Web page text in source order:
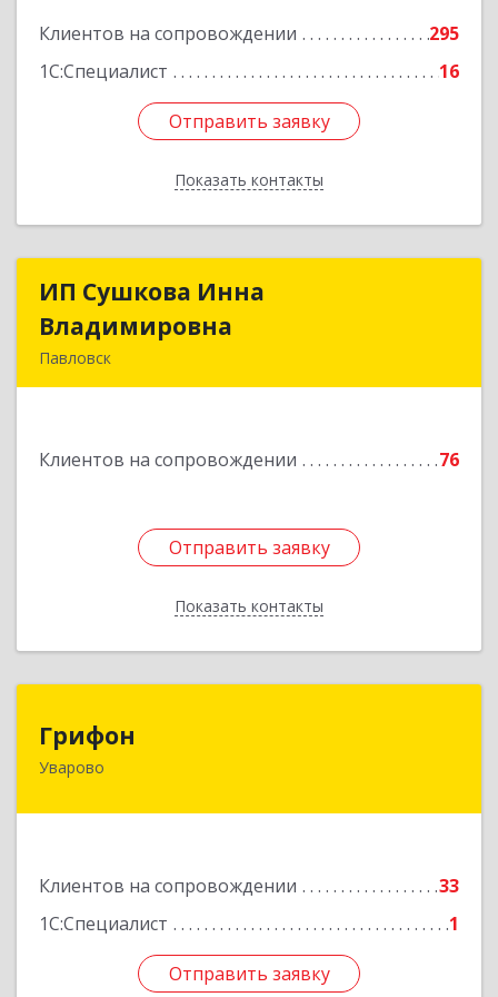
Клиентов на сопровождении
295
1С:Специалист
16
Отправить заявку
Показать контакты
Отправить заявку
Назад
ИП Сушкова Инна
Владимировна
Павловск
Клиентов на сопровождении 76
Отправить заявку
Показать контакты
ИП Сушкова Инна
Подробнее
Отправить заявку
Назад
Грифон
Уварово
Клиентов на сопровождении
33
1С:Специалист
1
Отправить заявку
393461, Тамбовская обл, Уварово г, Южная ул,
Отправить заявку